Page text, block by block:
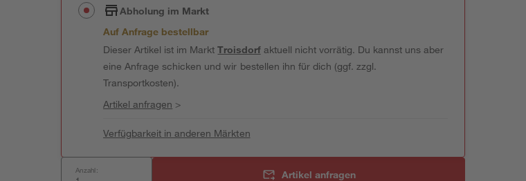
Abholung im Markt
Auf Anfrage bestellbar
Dieser Artikel ist im MarktTroisdorfaktuell nicht vorrätig. Du kannst uns aber
eine Anfrage schicken und wir bestellen ihn für dich (ggf. zzgl.
Transportkosten).
Artikel anfragen >
Verfügbarkeit in anderen Märkten
Anzahl: Artikel anfragen